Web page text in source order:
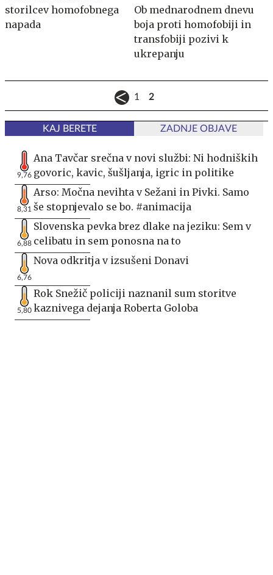
storilcev homofobnega
napada
Ob mednarodnem dnevu
boja proti homofobiji in
transfobiji pozivi k
ukrepanju
1 2
KAJ BERETE ZADNJE OBJAVE
9,76
Ana Tavčar srečna v novi službi: Ni hodniških
govoric, kavic, šušljanja, igric in politike
8,31
Arso: Močna nevihta v Sežani in Pivki. Samo
še stopnjevalo se bo. #animacija
6,88
Slovenska pevka brez dlake na jeziku: Sem v
celibatu in sem ponosna na to
6,76
Nova odkritja v izsušeni Donavi
5,80
Rok Snežič policiji naznanil sum storitve
kaznivega dejanja Roberta Goloba